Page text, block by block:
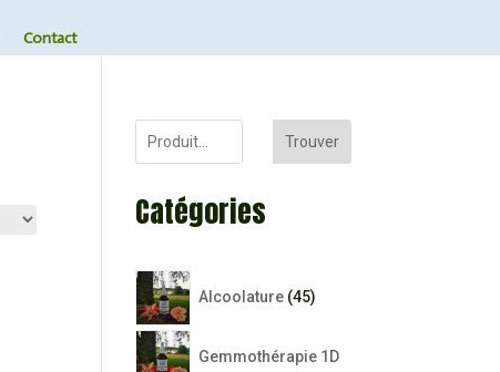
Contact
Trouver
Catégories
Alcoolature 45
produits
Gemmothérapie 1D